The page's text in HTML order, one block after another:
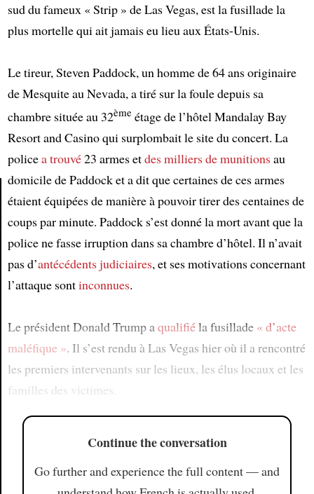
Article
sud du fameux « Strip » de Las Vegas, est la fusillade la
plus mortelle qui ait jamais eu lieu aux États-Unis.
Le tireur, Steven Paddock, un homme de 64 ans originaire
de Mesquite au Nevada, a tiré sur la foule depuis sa
chambre située au 32èmeétage de l’hôtel Mandalay Bay
Resort and Casino qui surplombait le site du concert. La
policea trouvé23 armes etdes milliers de munitionsau
domicile de Paddock et a dit que certaines de ces armes
étaient équipées de manière à pouvoir tirer des centaines de
coups par minute. Paddock s’est donné la mort avant que la
police ne fasse irruption dans sa chambre d’hôtel. Il n’avait
pas d’antécédents judiciaires, et ses motivations concernant
l’attaque sontinconnues.
Le président Donald Trump aqualifiéla fusillade « d’acte
maléfique ». Il s’est rendu à Las Vegas hier où il a rencontré
les premiers intervenants sur les lieux, les élus locaux et les
familles des victimes.
Continue the conversation
Go further and experience the full content — and